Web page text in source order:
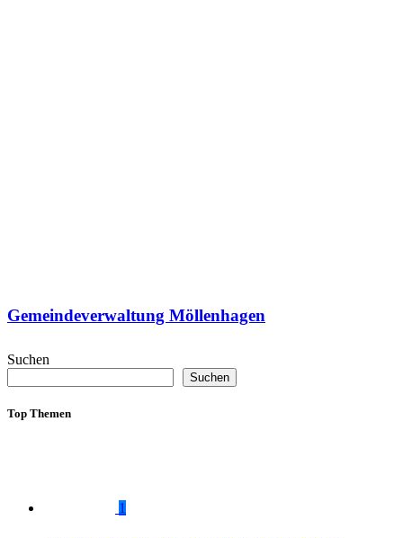
Gemeindeverwaltung Möllenhagen
Suchen
Suchen
Top Themen
1